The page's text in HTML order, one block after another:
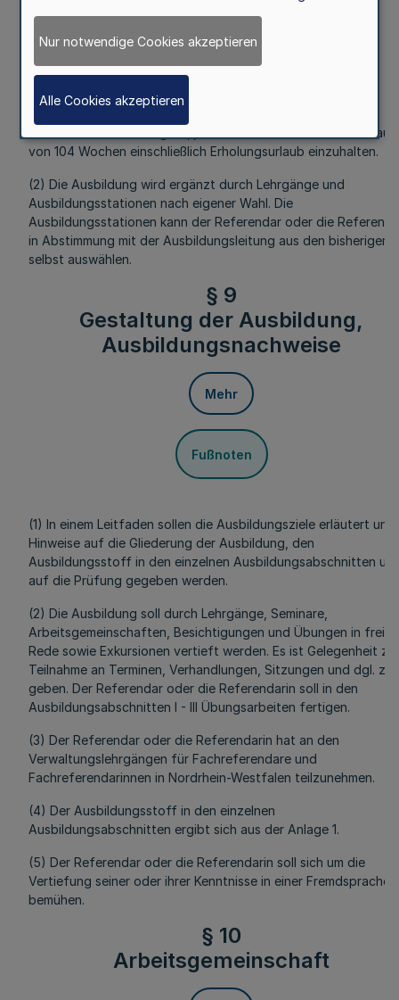
Ausbildungsstationen und Ausbildung nach freier Wahl 4
Wochen.
Wochendauer sind möglich, jedoch ist die
von 104 Wochen einschließlich Erholungsurlaub einzuhalten.
(2) Die Ausbildung wird ergänzt durch Lehrgänge und
Ausbildungsstationen nach eigener Wahl. Die
Ausbildungsstationen kann der Referendar oder die
in Abstimmung mit der Ausbildungsleitung aus den bisherigen
selbst auswählen.
§ 9
Gestaltung der Ausbildung,
Ausbildungsnachweise
Mehr
Fußnoten
(1) In einem Leitfaden sollen die Ausbildungsziele erläutert und
Hinweise auf die Gliederung der Ausbildung, den
Ausbildungsstoff in den einzelnen Ausbildungsabschnitten
auf die Prüfung gegeben werden.
(2) Die Ausbildung soll durch Lehrgänge, Seminare,
Arbeitsgemeinschaften, Besichtigungen und Übungen in freier
Rede sowie Exkursionen vertieft werden. Es ist Gelegenheit zur
Teilnahme an Terminen, Verhandlungen, Sitzungen und dgl. zu
geben. Der Referendar oder die Referendarin soll in den
Ausbildungsabschnitten I - III Übungsarbeiten fertigen.
(3) Der Referendar oder die Referendarin hat an den
Verwaltungslehrgängen für Fachreferendare und
Fachreferendarinnen in Nordrhein-Westfalen teilzunehmen.
(4) Der Ausbildungsstoff in den einzelnen
Ausbildungsabschnitten ergibt sich aus der Anlage 1.
(5) Der Referendar oder die Referendarin soll sich um die
Vertiefung seiner oder ihrer Kenntnisse in einer Fremdsprache
bemühen.
§ 10
Arbeitsgemeinschaft
Nur notwendige Cookies akzeptieren
Alle Cookies akzeptieren